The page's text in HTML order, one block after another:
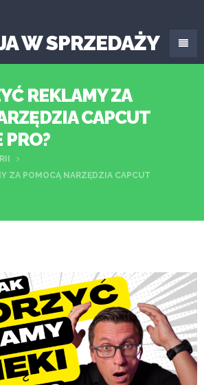
W SPRZEDAŻY
REKLAMY ZA
CAPCUT
PRO?
ZA POMOCĄ NARZĘDZIA CAPCUT